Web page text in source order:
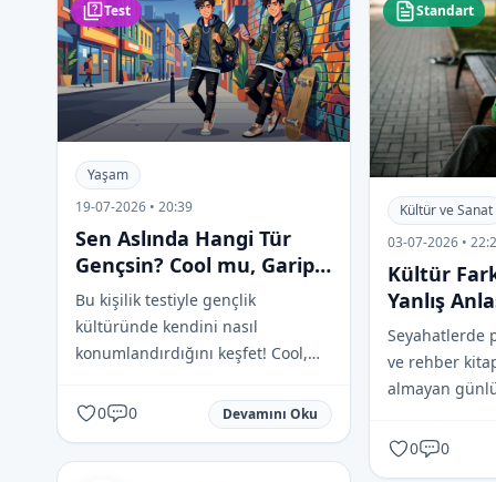
Test
Yaşam
19-07-2026 • 20:39
Sen Aslında Hangi Tür
Gençsin? Cool mu, Garip
mi, Çok Garip mi?
Bu kişilik testiyle gençlik
kültüründe kendini nasıl
konumlandırdığını keşfet! Cool,
sorulara cevap ver ve gerçek
benliğini ortaya çıkar!
0 0 Devamını Oku
Standart
Kültür ve Sanat
03-07-2026 •
Kültür
Yanlış
Durum
Seyahatlerde
ve rehber
almayan
yanlış
ülkelerinden
0 0